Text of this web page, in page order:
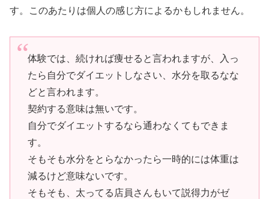
す。このあたりは個人の感じ方によるかもしれません。
体験では、続ければ痩せると言われますが、入っ
たら自分でダイエットしなさい、水分を取るなな
どと言われます。
契約する意味は無いです。
自分でダイエットするなら通わなくてもできま
す。
そもそも水分をとらなかったら一時的には体重は
減るけど意味ないです。
そもそも、太ってる店員さんもいて説得力がゼ